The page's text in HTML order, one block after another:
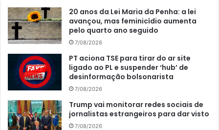
20 anos da Lei Maria da Penha: a lei
avançou, mas feminicídio aumenta
pelo quarto ano seguido
7/08/2026
PT aciona TSE para tirar do ar site
ligado ao PL e suspender ‘hub’ de
desinformação bolsonarista
7/08/2026
Trump vai monitorar redes sociais de
jornalistas estrangeiros para dar visto
7/08/2026